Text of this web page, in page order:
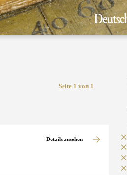
Seite 1 von 1
Details ansehen